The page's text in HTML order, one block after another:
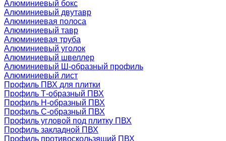
Алюминиевый бокс
Алюминиевый двутавр
Алюминиевая полоса
Алюминиевый тавр
Алюминиевая труба
Алюминиевый уголок
Алюминиевый швеллер
Алюминиевый Ш-образный профиль
Алюминиевый лист
Профиль ПВХ для плитки
Профиль Т-образный ПВХ
Профиль H-образный ПВХ
Профиль C-образный ПВХ
Профиль угловой под плитку ПВХ
Профиль закладной ПВХ
Профиль противоскользящий ПВХ